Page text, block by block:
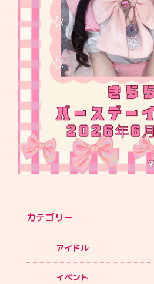
カテゴリー
アイドル
イベント